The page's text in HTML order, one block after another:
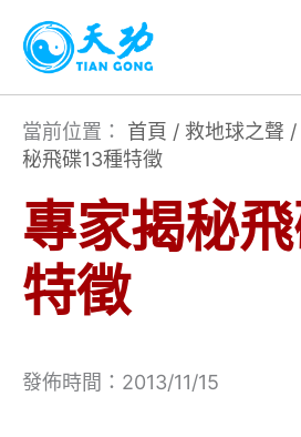
主
當前位置： 首頁 / 救地球之聲 /
秘飛碟13種特徵
專家揭秘
特徵
發佈時間：2013/11/15